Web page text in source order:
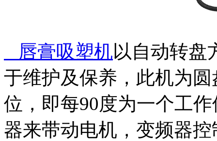
唇膏吸塑机以自动转盘
于维护及保养，此机为
位，即每90度为一个工
器来带动电机，变频器